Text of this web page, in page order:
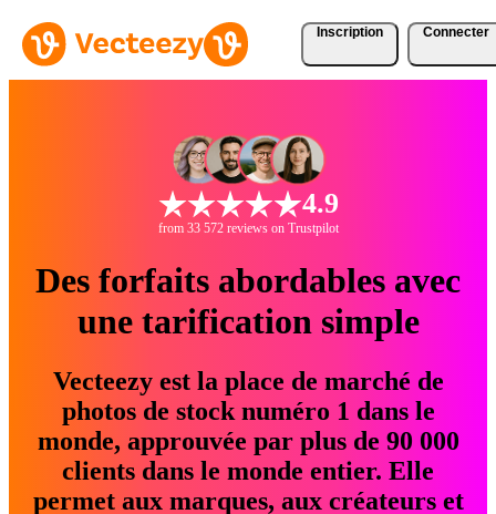
Inscription Connecter
4.9
from 33 572 reviews on Trustpilot
Des forfaits abordables avec
une tarification simple
Vecteezy est la place de marché de
photos de stock numéro 1 dans le
monde, approuvée par plus de 90 000
clients dans le monde entier. Elle
permet aux marques, aux créateurs et